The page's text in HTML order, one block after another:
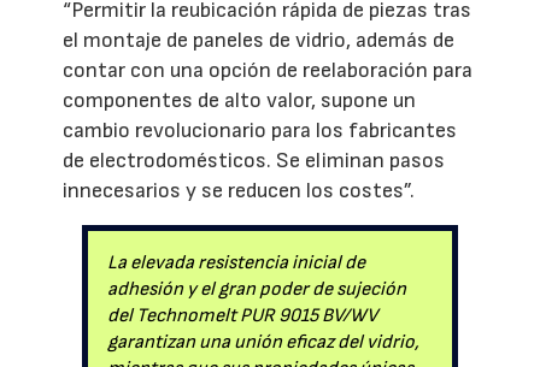
“Permitir la reubicación rápida de piezas tras
el montaje de paneles de vidrio, además de
contar con una opción de reelaboración para
componentes de alto valor, supone un
cambio revolucionario para los fabricantes
de electrodomésticos. Se eliminan pasos
innecesarios y se reducen los costes”.
La elevada resistencia inicial de
adhesión y el gran poder de sujeción
del Technomelt PUR 9015 BV/WV
garantizan una unión eficaz del vidrio,